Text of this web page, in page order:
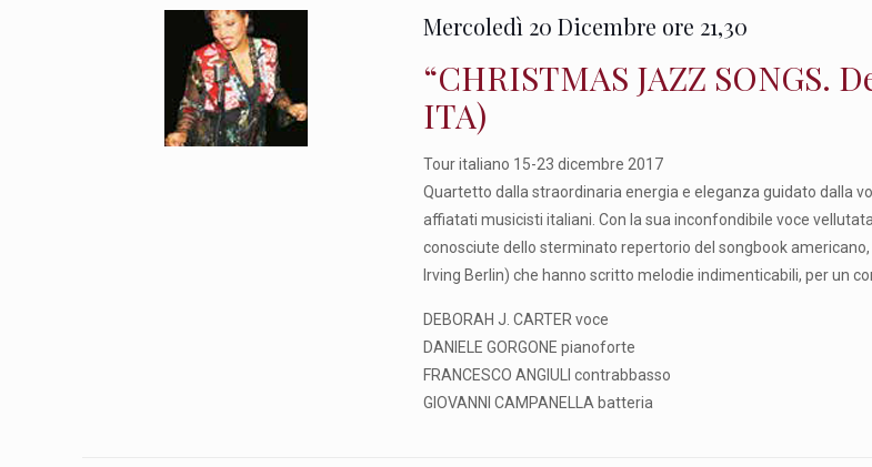
Mercoledì 20 Dicembre ore 21,30
“CHRISTMAS JAZZ SONGS.
ITA)
Tour italiano 15-23 dicembre 2017
Quartetto dalla straordinaria energia e eleganza guidato dalla
affiatati musicisti italiani. Con la sua inconfondibile voce
conosciute dello sterminato repertorio del songbook
Irving Berlin) che hanno scritto melodie indimenticabili, per un
DEBORAH J. CARTER voce
DANIELE GORGONE pianoforte
FRANCESCO ANGIULI contrabbasso
GIOVANNI CAMPANELLA batteria